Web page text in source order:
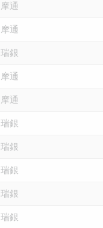
摩通
摩通
瑞銀
摩通
摩通
瑞銀
瑞銀
瑞銀
瑞銀
瑞銀